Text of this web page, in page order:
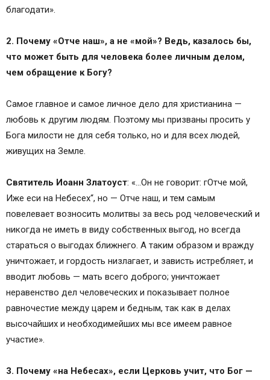
благодати».
2. Почему «Отче наш», а не «мой»? Ведь, казалось бы,
что может быть для человека более личным делом,
чем обращение к Богу?
Самое главное и самое личное дело для христианина —
любовь к другим людям. Поэтому мы призваны просить у
Бога милости не для себя только, но и для всех людей,
живущих на Земле.
Святитель Иоанн Златоуст: «…Он не говорит: гОтче мой,
Иже еси на Небесех“, но — Отче наш, и тем самым
повелевает возносить молитвы за весь род человеческий и
никогда не иметь в виду собственных выгод, но всегда
стараться о выгодах ближнего. А таким образом и вражду
уничтожает, и гордость низлагает, и зависть истребляет, и
вводит любовь — мать всего доброго; уничтожает
неравенство дел человеческих и показывает полное
равночестие между царем и бедным, так как в делах
высочайших и необходимейших мы все имеем равное
участие».
3. Почему «на Небесах», если Церковь учит, что Бог —